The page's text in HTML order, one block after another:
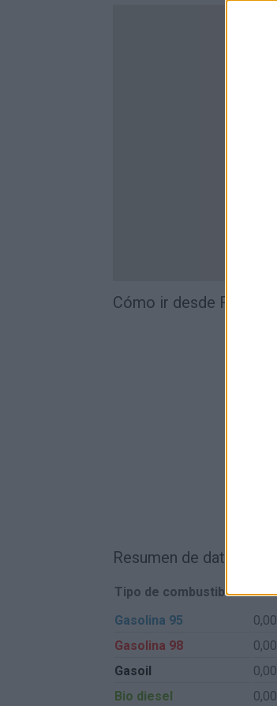
Cómo ir desde Rubí a
Resumen de datos de
Tipo de combustible
Gasolina 95
Gasolina 98
Gasoil
Bio diesel